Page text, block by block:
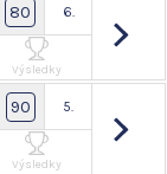
80 6.
Výsledky
90 5.
Výsledky